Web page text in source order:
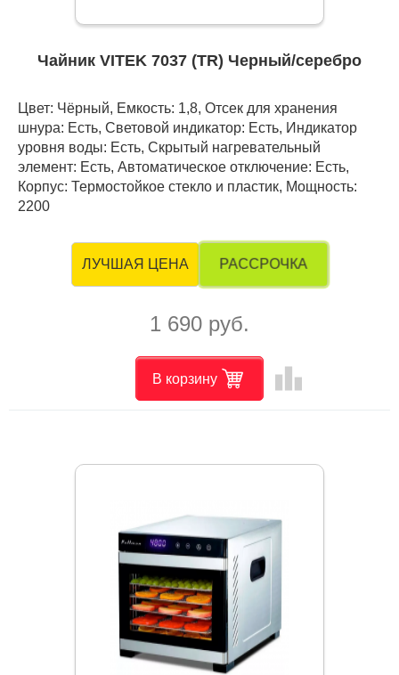
Чайник VITEK 7037 (TR) Черный/серебро
Цвет: Чёрный, Емкость: 1,8, Отсек для хранения
шнура: Есть, Световой индикатор: Есть, Индикатор
уровня воды: Есть, Скрытый нагревательный
элемент: Есть, Автоматическое отключение: Есть,
Корпус: Термостойкое стекло и пластик, Мощность:
2200
ЛУЧШАЯ ЦЕНА РАССРОЧКА
1 690 руб.
В корзину leaderboard